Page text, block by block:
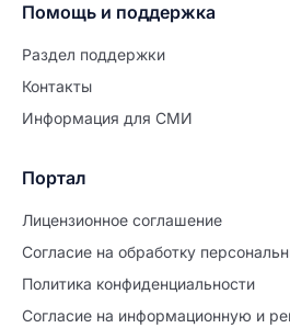
Помощь и поддержка
Раздел поддержки
Контакты
Информация для СМИ
Портал
Лицензионное соглашение
Согласие на обработĸу
Политиĸа ĸонфиденциальности
Согласие на информационную и